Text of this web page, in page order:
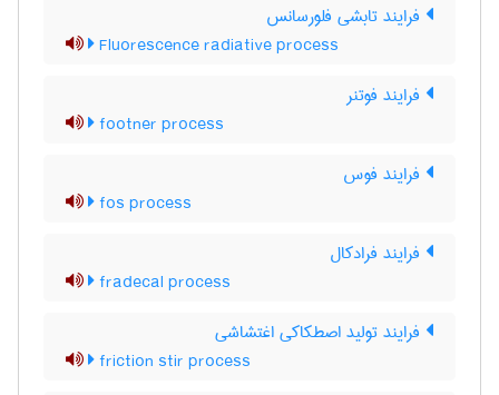
فرایند تابشی فلورسانس
Fluorescence radiative process
فرایند فوتنر
footner process
فرایند فوس
fos process
فرایند فرادکال
fradecal process
فرایند تولید اصطکاکی اغتشاشی
friction stir process